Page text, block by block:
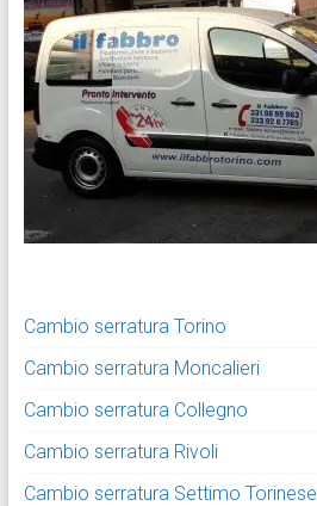
Cambio serratura Torino
Cambio serratura Moncalieri
Cambio serratura Collegno
Cambio serratura Rivoli
Cambio serratura Settimo Torinese